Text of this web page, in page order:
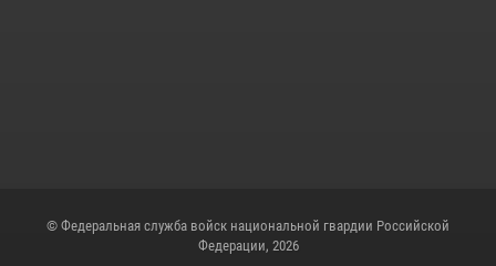
© Федеральная служба войск национальной гвардии Российской
Федерации, 2026